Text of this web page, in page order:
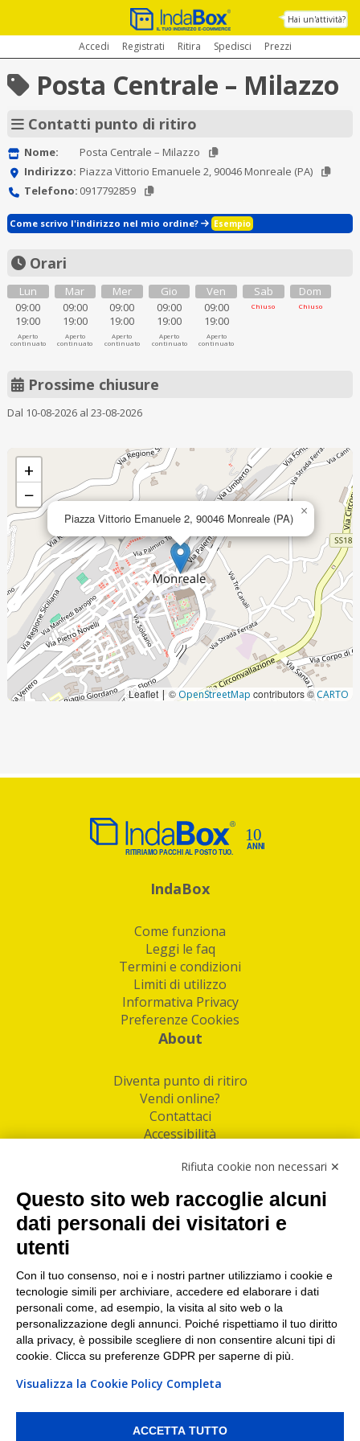
Hai un'attività?
Accedi Registrati Ritira Spedisci Prezzi
Posta Centrale – Milazzo
Contatti punto di ritiro
Nome:
Posta Centrale – Milazzo
Indirizzo: Piazza Vittorio Emanuele 2, 90046 Monreale (PA)
Telefono: 0917792859
Come scrivo l'indirizzo nel mio ordine? Esempio
Orari
Lun
09:00
19:00
Aperto
continuato
Mar
09:00
19:00
Aperto
continuato
Mer
09:00
19:00
Aperto
continuato
Gio
09:00
19:00
Aperto
continuato
Ven
09:00
19:00
Aperto
continuato
Sab
Chiuso
Dom
Chiuso
Prossime chiusure
Dal 10-08-2026 al 23-08-2026
Piazza Vittorio Emanuele 2, 90046 Monreale (PA) ×
+
−
Leaflet | © OpenStreetMap contributors ©CARTO
IndaBox
Come funziona
Leggi le faq
Termini e condizioni
Limiti di utilizzo
Informativa Privacy
Preferenze Cookies
About
Diventa punto di ritiro
Vendi online?
Contattaci
Accessibilità
Facebook
Linkedin
I nostri punti di ritiro e spedizione pacchi nelle
maggiori città italiane
Torino|Milano|Roma|Bologna|Firenze| Genova
Napoli|Varese
PI/CF/N°Iscr.: 10821360012 | REA: RM 1494760 | Cap.Soc.: 50.000€ |
Whistleblowing|Privacy |Preferenze Cookies
Rifiuta cookie non necessari ✕
Questo sito web raccoglie alcuni
dati personali dei visitatori e
utenti
Con il tuo consenso, noi e i nostri partner utilizziamo i cookie e
tecnologie simili per archiviare, accedere ed elaborare i dati
personali come, ad esempio, la visita al sito web o la
personalizzazione degli annunci. Poiché rispettiamo il tuo diritto
alla privacy, è possibile scegliere di non consentire alcuni tipi di
cookie. Clicca su preferenze GDPR per saperne di più.
Visualizza la Cookie Policy Completa
ACCETTA TUTTO